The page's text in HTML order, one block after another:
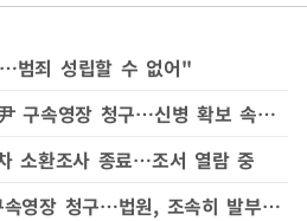
범죄 성립할 수 없어"
내란특검, 수사 18일만 尹 구속영장 청구…신병 확보 속도(종합)
소환조사 종료…조서 열람 중
민주 "조은석 특검, 尹구속영장 청구…법원, 조속히 발부해야"